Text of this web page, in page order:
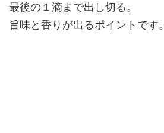
最後の１滴まで出し切る。
旨味と香りが出るポイントです。